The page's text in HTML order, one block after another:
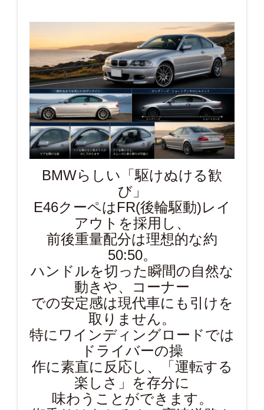
BMWらしい「駆けぬける歓
び」
E46クーペはFR(後輪駆動)レイ
アウトを採用し、
前後重量配分は理想的な約
50:50。
ハンドルを切った瞬間の自然な
動きや、コーナー
での安定感は現代車にも引けを
取りません。
特にワインディングロードでは
ドライバーの操
作に素直に反応し、「運転する
楽しさ」を存分に
味わうことができます。